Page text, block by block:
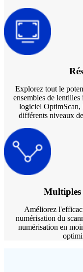
Explorez tout le
ensembles de
logiciel OptimScan,
différents niveaux
Multiples
Améliorez
numérisation du
numérisation en